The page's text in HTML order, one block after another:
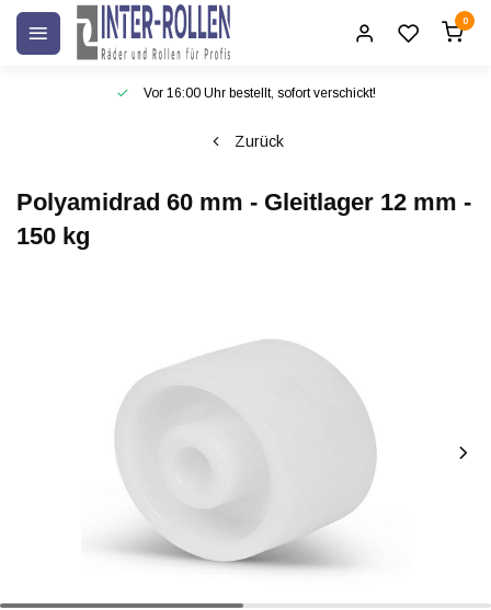
0
Vor 16:00 Uhr bestellt, sofort verschickt!
Zurück
Polyamidrad 60 mm - Gleitlager 12 mm -
150 kg